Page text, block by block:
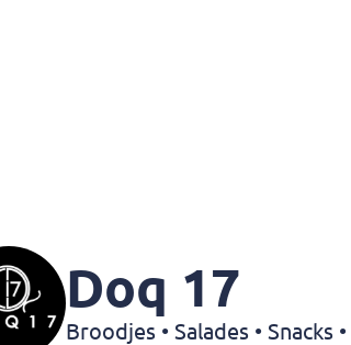
Doq 17
Broodjes • Salades • Snacks